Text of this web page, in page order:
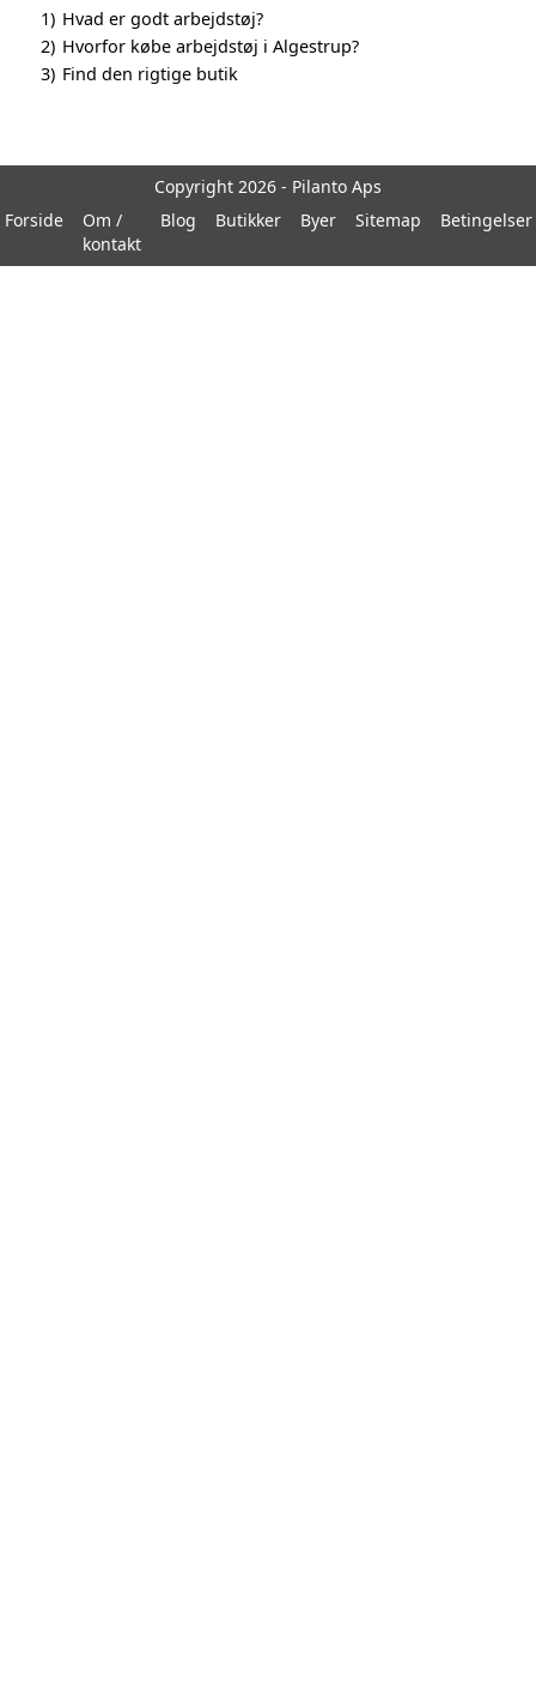
1) Hvad er godt arbejdstøj?
2) Hvorfor købe arbejdstøj i Algestrup?
3) Find den rigtige butik
Copyright 2026 - Pilanto Aps
Forside
Om /
kontakt
Blog Butikker Byer Sitemap Betingelser